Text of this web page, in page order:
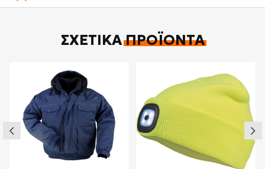
ΣΧΕΤΙΚΆΠΡΟΪΌΝΤΑ